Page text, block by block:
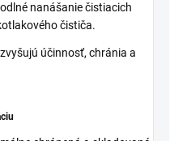
nanášanie čistiacich
čističa.
účinnosť, chránia a